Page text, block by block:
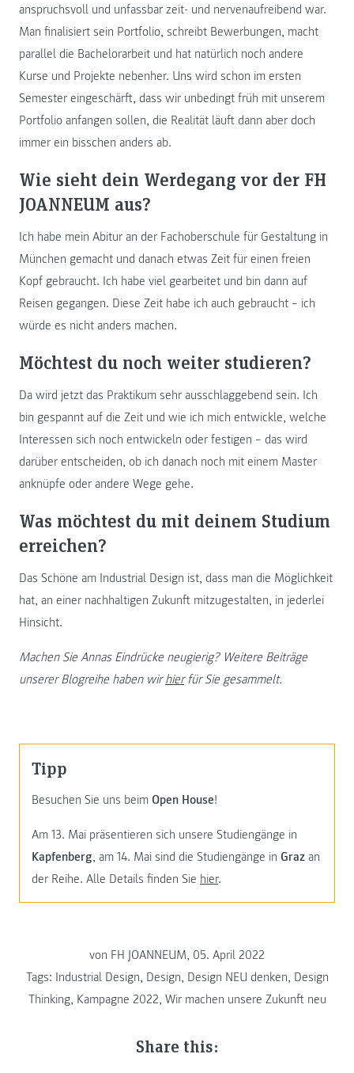
anspruchsvoll und unfassbar zeit- und nervenaufreibend war.
Man finalisiert sein Portfolio, schreibt Bewerbungen, macht
parallel die Bachelorarbeit und hat natürlich noch andere
Kurse und Projekte nebenher. Uns wird schon im ersten
Semester eingeschärft, dass wir unbedingt früh mit unserem
Portfolio anfangen sollen, die Realität läuft dann aber doch
immer ein bisschen anders ab.
Wie sieht dein Werdegang vor der FH
JOANNEUM aus?
Ich habe mein Abitur an der Fachoberschule für Gestaltung in
München gemacht und danach etwas Zeit für einen freien
Kopf gebraucht. Ich habe viel gearbeitet und bin dann auf
Reisen gegangen. Diese Zeit habe ich auch gebraucht – ich
würde es nicht anders machen.
Möchtest du noch weiter studieren?
Da wird jetzt das Praktikum sehr ausschlaggebend sein. Ich
bin gespannt auf die Zeit und wie ich mich entwickle, welche
Interessen sich noch entwickeln oder festigen – das wird
darüber entscheiden, ob ich danach noch mit einem Master
anknüpfe oder andere Wege gehe.
Was möchtest du mit deinem Studium
erreichen?
Das Schöne am Industrial Design ist, dass man die Möglichkeit
hat, an einer nachhaltigen Zukunft mitzugestalten, in jederlei
Hinsicht.
Machen Sie Annas Eindrücke neugierig? Weitere Beiträge
unserer Blogreihe haben wirhierfür Sie gesammelt.
Tipp
Besuchen Sie uns beim Open House!
Am 13. Mai präsentieren sich unsere Studiengänge in
Kapfenberg, am 14. Mai sind die Studiengänge in Graz an
der Reihe. Alle Details finden Sie hier.
von FH JOANNEUM, 05. April 2022
Tags: Industrial Design, Design, Design NEU denken, Design
Thinking, Kampagne 2022, Wir machen unsere Zukunft neu
Share this: